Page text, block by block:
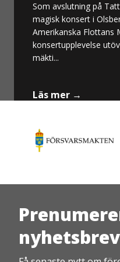
Som avslutning på
magisk konsert i
Amerikanska Flottans
konsertupplevelse
mäkti...
Läs mer →
nyhetsbrev